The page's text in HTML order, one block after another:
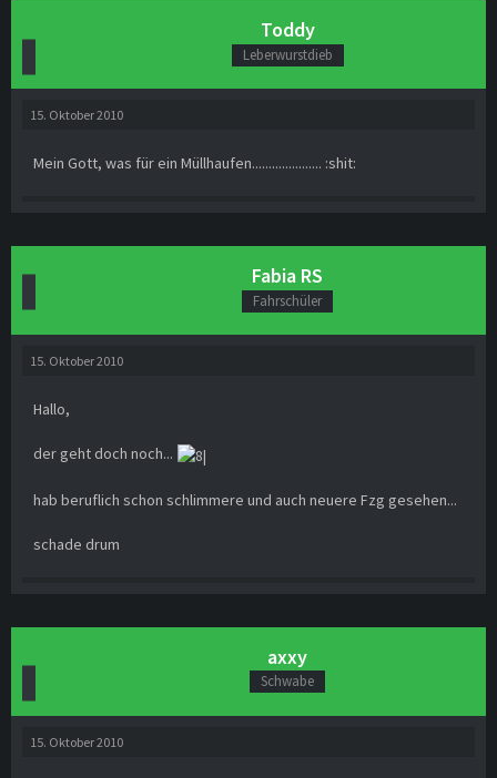
Toddy
Leberwurstdieb
15. Oktober 2010
Mein Gott, was für ein Müllhaufen..................... :shit:
Fabia RS
Fahrschüler
15. Oktober 2010
Hallo,
der geht doch noch...
hab beruflich schon schlimmere und auch neuere Fzg gesehen...
schade drum
axxy
Schwabe
15. Oktober 2010